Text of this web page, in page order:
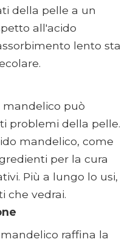
della pelle a un
all'acido
lento sta
mandelico può
problemi della pelle.
mandelico, come
per la cura
Più a lungo lo usi,
che vedrai.
raffina la